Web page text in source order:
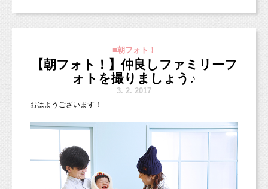
今回のペイントは、
ママのご希望で白の車とピンクのお花とハートが
描かれたペイントでした！とっても可愛いですね(^○^)
マタニティペイントで安産祈願を♪
■朝フォト！
【朝フォト！】仲良しファミリーフ
ォトを撮りましょう♪
3. 2. 2017
おはようございます！